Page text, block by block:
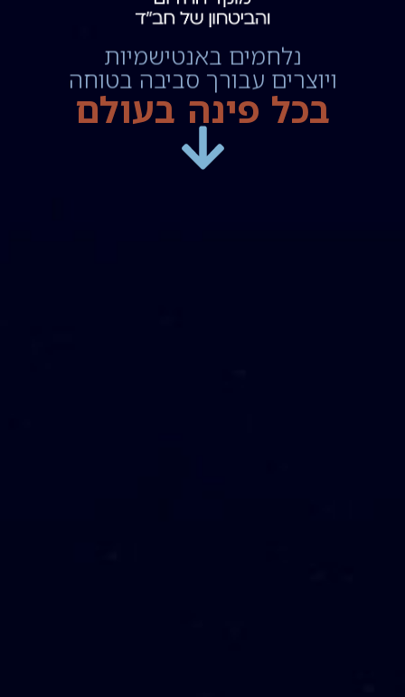
נלחמים באנטישמיות
ויוצרים עבורך סביבה בטוחה
בכל פינה בעולם